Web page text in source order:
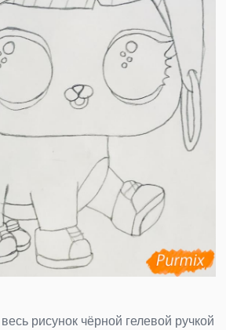
рисунок чёрной гелевой ручкой